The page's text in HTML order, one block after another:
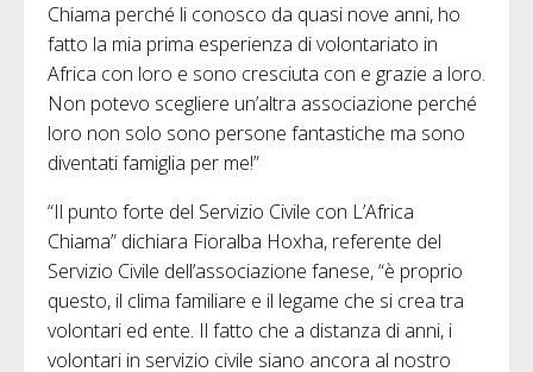
Chiama perché li conosco da quasi nove anni, ho
fatto la mia prima esperienza di volontariato in
Africa con loro e sono cresciuta con e grazie a loro.
Non potevo scegliere un’altra associazione perché
loro non solo sono persone fantastiche ma sono
diventati famiglia per me!”
“Il punto forte del Servizio Civile con L’Africa
Chiama” dichiara Fioralba Hoxha, referente del
Servizio Civile dell’associazione fanese, “è proprio
questo, il clima familiare e il legame che si crea tra
volontari ed ente. Il fatto che a distanza di anni, i
volontari in servizio civile siano ancora al nostro